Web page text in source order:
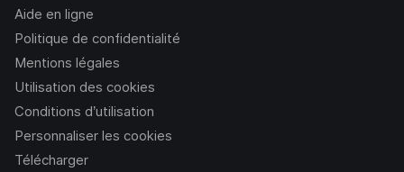
Aide en ligne
Politique de confidentialité
Mentions légales
Utilisation des cookies
Conditions d’utilisation
Personnaliser les cookies
Télécharger